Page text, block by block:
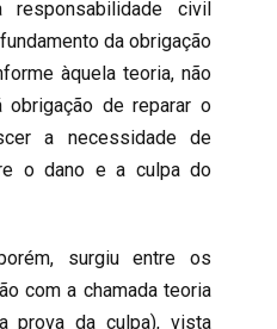
civil
da obrigação
àquela teoria, não
obrigação de reparar o
a necessidade de
o dano e a culpa do
surgiu entre os
com a chamada teoria
prova da culpa), vista